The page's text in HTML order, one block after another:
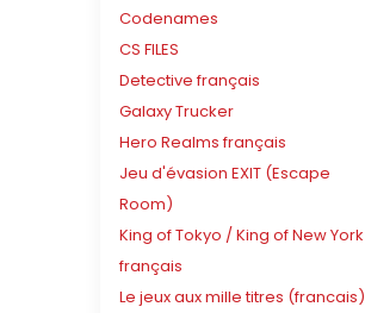
Codenames
CS FILES
Detective français
Galaxy Trucker
Hero Realms français
Jeu d'évasion EXIT (Escape
Room)
King of Tokyo / King of New York
français
Le jeux aux mille titres (francais)